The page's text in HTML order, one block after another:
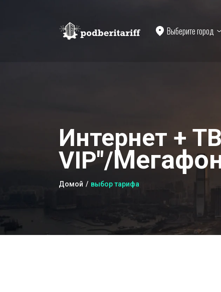
Выберите город
Интернет +
VIP"/
Домой выбор тарифа